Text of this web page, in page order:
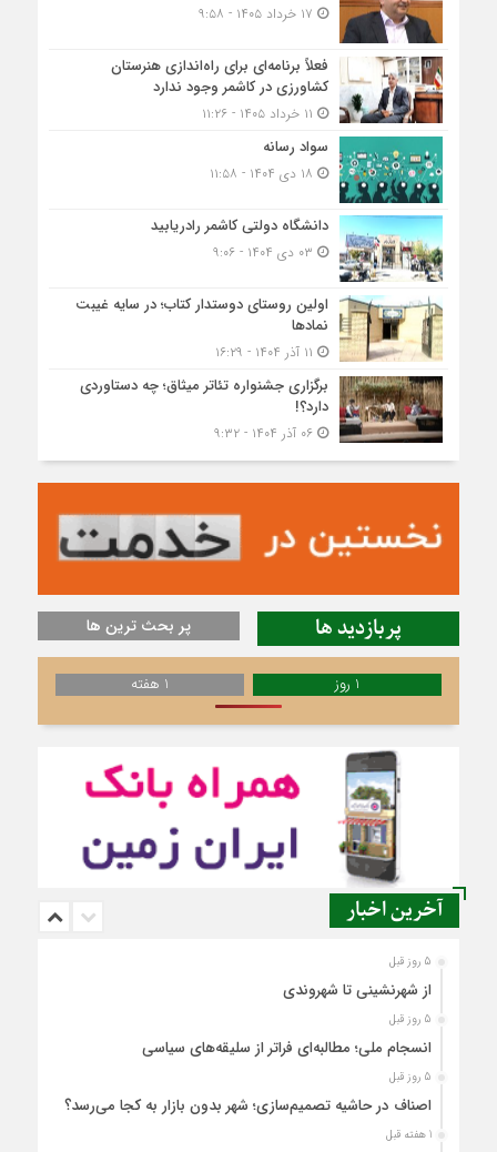
فعلاً برنامه‌ای برای راه‌اندازی هنرستان
کشاورزی در کاشمر وجود ندارد
سواد رسانه
دانشگاه دولتی کاشمر‌ رادریابید
اولین روستای دوستدار کتاب؛ در سایه غیبت
نمادها
برگزاری جشنواره تئاتر میثاق؛ چه دستاوردی
دارد؟!
۰۶ آذر ۱۴۰۴ - ۹:۳۲
پربازدید ها پر بحث ترین ها
1 روز 1 هفته
آخرین اخبار
5 روز قبل
از شهرنشینی تا شهروندی
5 روز قبل
انسجام ملی؛ مطالبه‌ای فراتر از سلیقه‌های سیاسی
5 روز قبل
اصناف در حاشیه تصمیم‌سازی؛ شهر بدون بازار به کجا می‌رسد؟
1 هفته قبل